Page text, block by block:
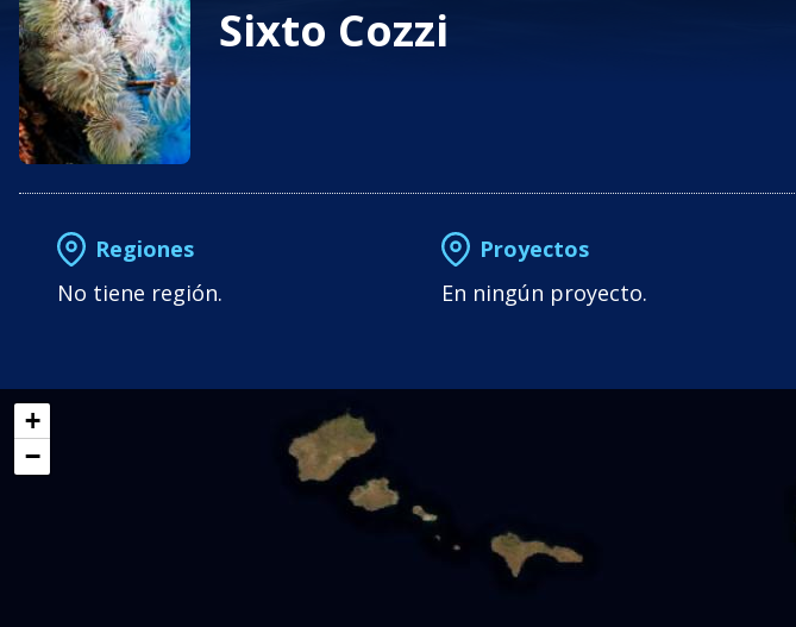
Sixto Cozzi
Regiones
No tiene región.
Proyectos
En ningún proyecto.
+
−